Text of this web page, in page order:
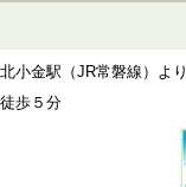
北小金駅（JR常磐線）より
徒歩５分